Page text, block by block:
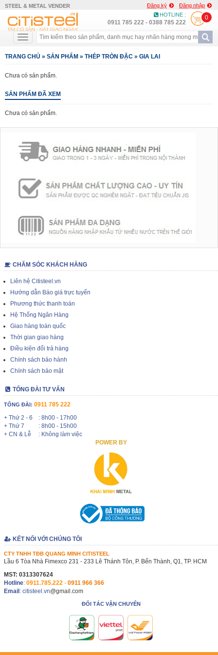
STEEL & METAL VENDER Đăng ký
Đăng nhập
HOTLINE :
0911 785 222 - 0388 785 222
0
TRANG CHỦ » SẢN PHẨM » THÉP TRÒN ĐẶC » GIA LAI
Chưa có sản phẩm.
SẢN PHẨM ĐÃ XEM
Chưa có sản phẩm.
CHĂM SÓC KHÁCH HÀNG
Liên hệ Citisteel.vn
Hướng dẫn Báo giá trực tuyến
Phương thức thanh toán
Hệ Thống Ngân Hàng
Giao hàng toàn quốc
Thời gian giao hàng
Điều kiện đổi trả hàng
Chính sách bảo hành
Chính sách bảo mật
TỔNG ĐÀI TƯ VẤN
TỔNG ĐÀI: 0911 785 222
+ Thứ 2 - 6
: 8h00 - 17h00
+ Thứ 7
: 8h00 - 15h00
+ CN & Lễ
: Không làm việc
POWER BY
KẾT NỐI VỚI CHÚNG TÔI
CTY TNHH TĐB QUANG MINH CITISTEEL
Lầu 6 Tòa Nhà Fimexco 231 - 233 Lê Thánh Tôn, P. Bến Thành, Q1, TP. HCM
MST: 0313307624
Hotline: 0911.785.222 - 0911 966 366
Email: citisteel.vn@gmail.com
ĐỐI TÁC VẬN CHUYỂN